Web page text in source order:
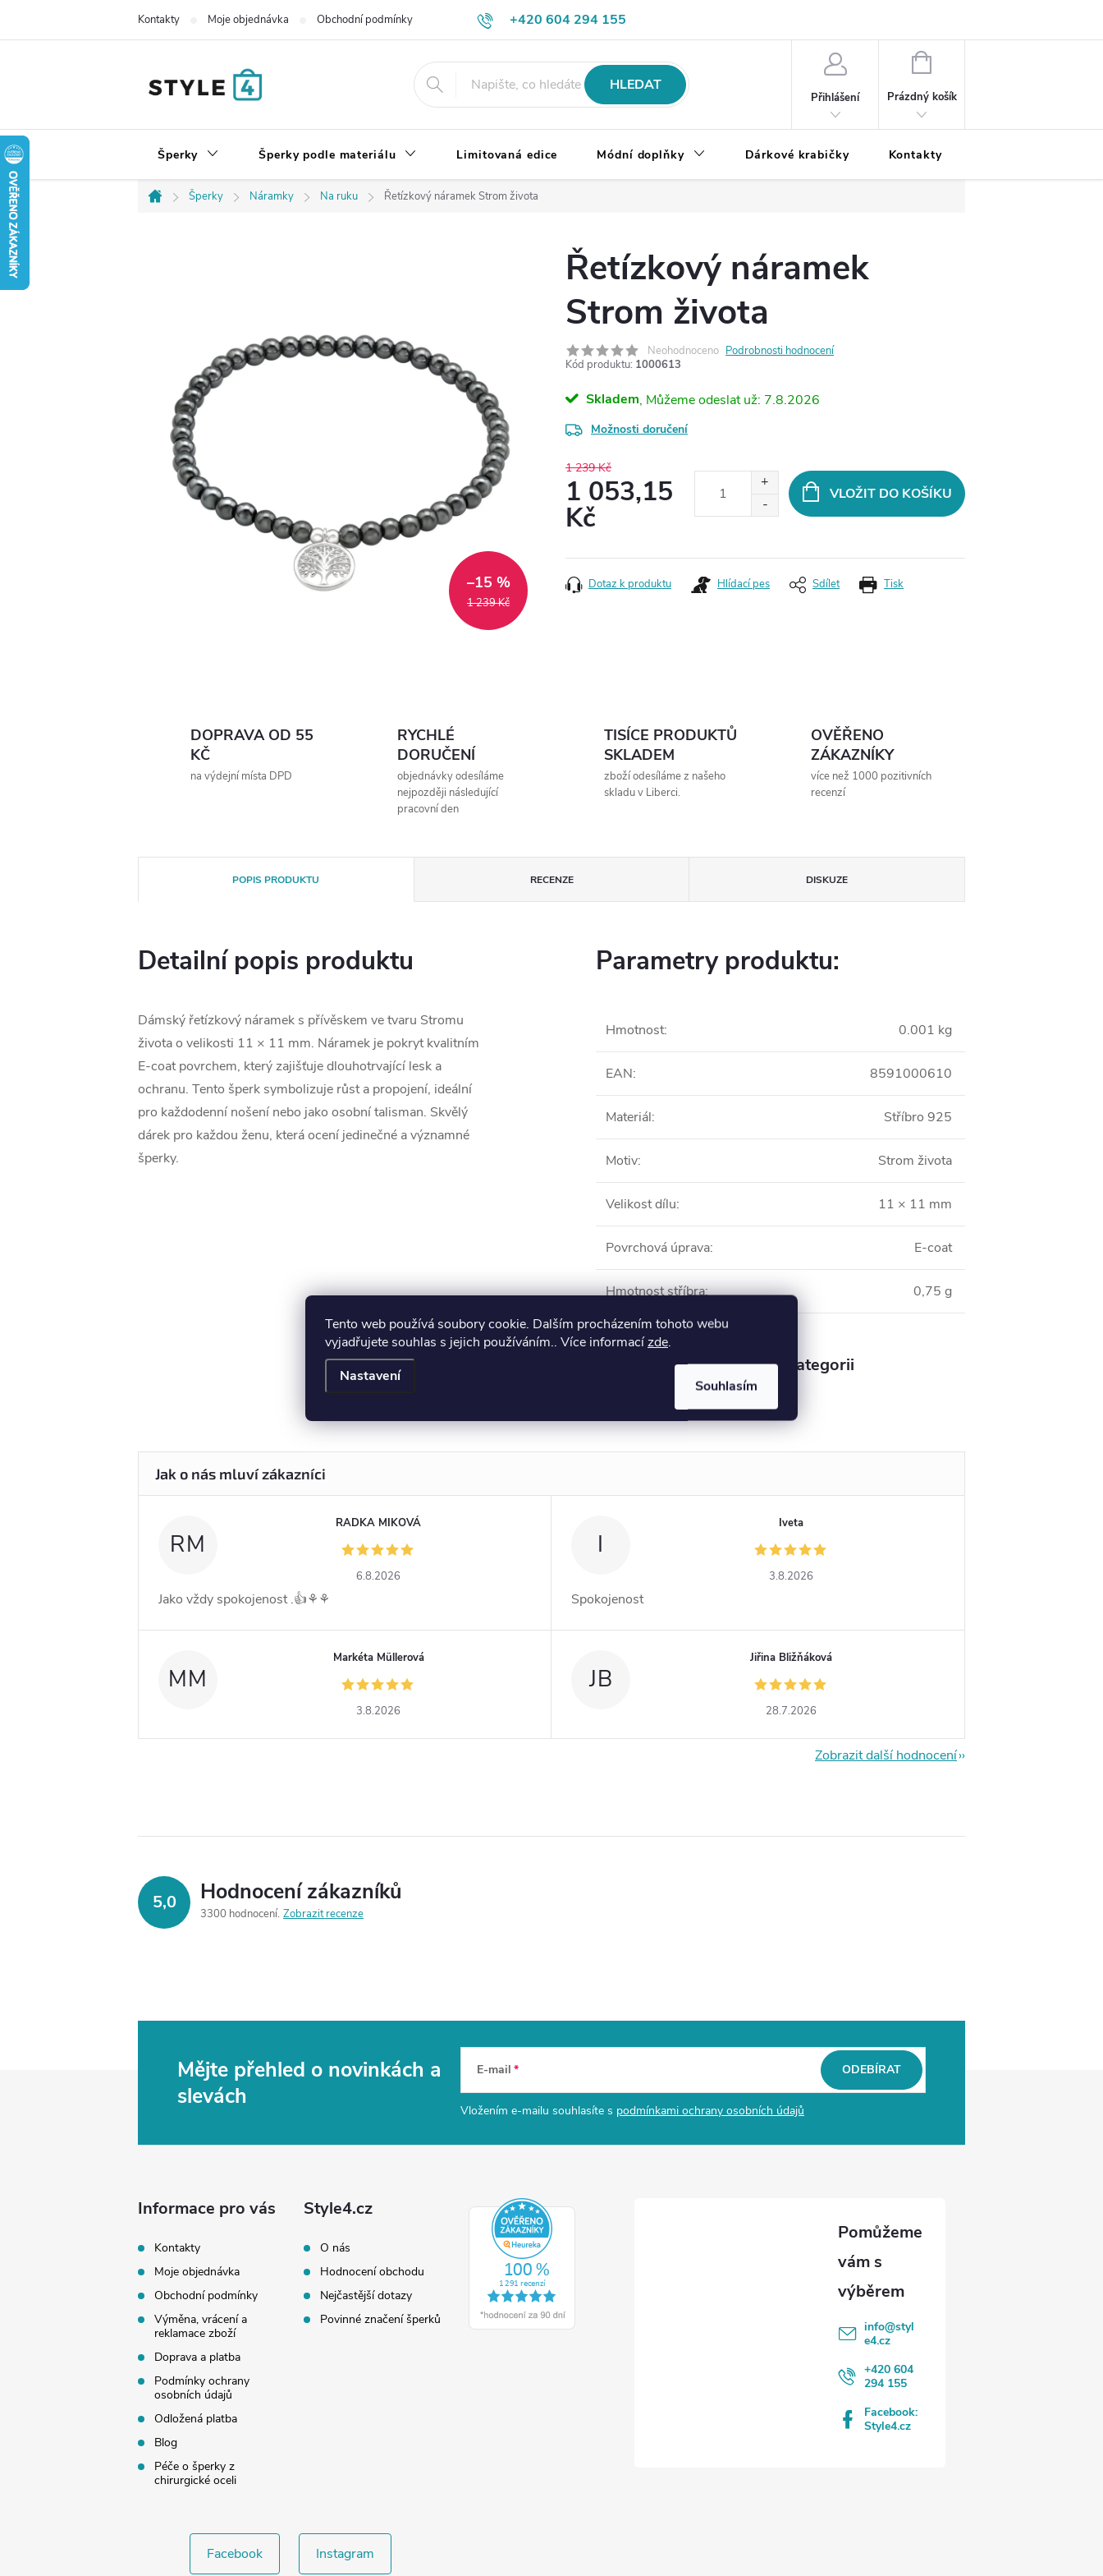
Tento web používá soubory cookie. Dalším procházením tohoto webu
vyjadřujete souhlas s jejich používáním.. Více informacízde.
Nastavení
Souhlasím
+420 604 294 155
Kontakty Moje objednávka Obchodní podmínky Výměna, vrácení a reklamace zboží
HLEDAT
Přihlášení
NÁKUPNÍ
Prázdný košík
Šperky Šperky podle materiálu Limitovaná edice Módní doplňky Dárkové krabičky Kontakty
Domů
Šperky Náramky Na ruku Řetízkový náramek Strom života
1 239 Kč
–15 %
Řetízkový náramek
Strom života
Neohodnoceno Podrobnosti hodnocení
Kód produktu: 1000613
Skladem 7.8.2026
Možnosti doručení
1 239 Kč
1 053,15
Kč
cena:
VLOŽIT DO KOŠÍKU
Tisk
Dotaz k produktu Hlídací pes Sdílet
DOPRAVA OD 55
KČ
na výdejní místa DPD
RYCHLÉ
DORUČENÍ
objednávky odesíláme
nejpozději následující
pracovní den
TISÍCE PRODUKTŮ
SKLADEM
zboží odesíláme z našeho
skladu v Liberci.
OVĚŘENO
ZÁKAZNÍKY
více než 1000 pozitivních
recenzí
POPIS PRODUKTU RECENZE DISKUZE
Detailní popis produktu
Dámský řetízkový náramek s přívěskem ve tvaru Stromu
života o velikosti 11 × 11 mm. Náramek je pokryt kvalitním
E-coat povrchem, který zajišťuje dlouhotrvající lesk a
ochranu. Tento šperk symbolizuje růst a propojení, ideální
pro každodenní nošení nebo jako osobní talisman. Skvělý
dárek pro každou ženu, která ocení jedinečné a významné
šperky.
Parametry produktu:
Hmotnost: 0.001 kg
EAN: 8591000610
Materiál: Stříbro 925
Motiv: Strom života
Velikost dílu: 11 × 11 mm
Povrchová úprava: E-coat
Hmotnost stříbra: 0,75 g
Produkt naleznete v této kategorii
RM
RADKA MIKOVÁ
6.8.2026
Jako vždy spokojenost .👍⚘️⚘️
I
Iveta
3.8.2026
Spokojenost
MM
Markéta Müllerová
3.8.2026
JB
Jiřina Bližňáková
28.7.2026
Zobrazit další hodnocení
5,0 Hodnocení zákazníků
3300 hodnocení Zobrazit recenze
Mějte přehled o novinkách a
slevách
E-mail
Vložením e-mailu souhlasíte s podmínkami ochrany osobních údajů
ODEBÍRAT
Informace pro vás
Kontakty
Moje objednávka
Obchodní podmínky
Výměna, vrácení a
reklamace zboží
Doprava a platba
Podmínky ochrany
osobních údajů
Odložená platba
Blog
Péče o šperky z
chirurgické oceli
Style4.cz
O nás
Hodnocení obchodu
Nejčastější dotazy
Povinné značení šperků
info@styl
e4.cz
+420 604
294 155
Facebook:
Style4.cz
Facebook Instagram